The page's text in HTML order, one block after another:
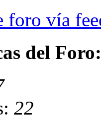
foro vía
del Foro:
22